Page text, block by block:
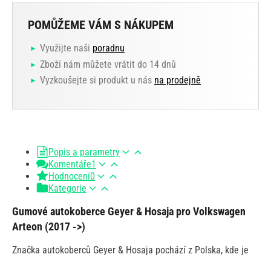
POMŮŽEME VÁM S NÁKUPEM
Využijte naši poradnu
Zboží nám můžete vrátit do 14 dnů
Vyzkoušejte si produkt u nás na prodejně
Popis a parametry
Komentáře1
Hodnocení0
Kategorie
Gumové autokoberce Geyer & Hosaja pro Volkswagen
Arteon (2017 ->)
Značka autokoberců Geyer & Hosaja pochází z Polska, kde je